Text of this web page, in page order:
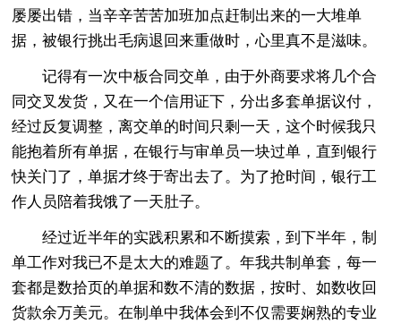
屡屡出错，当辛辛苦苦加班加点赶制出来的一大堆单
据，被银行挑出毛病退回来重做时，心里真不是滋味。
记得有一次中板合同交单，由于外商要求将几个合
同交叉发货，又在一个信用证下，分出多套单据议付，
经过反复调整，离交单的时间只剩一天，这个时候我只
能抱着所有单据，在银行与审单员一块过单，直到银行
快关门了，单据才终于寄出去了。为了抢时间，银行工
作人员陪着我饿了一天肚子。
经过近半年的实践积累和不断摸索，到下半年，制
单工作对我已不是太大的难题了。年我共制单套，每一
套都是数拾页的单据和数不清的数据，按时、如数收回
货款余万美元。在制单中我体会到不仅需要娴熟的专业